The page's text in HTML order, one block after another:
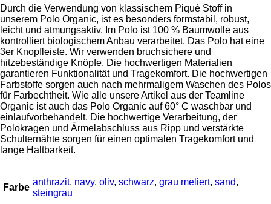
Durch die Verwendung von klassischem Piqué Stoff in
unserem Polo Organic, ist es besonders formstabil, robust,
leicht und atmungsaktiv. Im Polo ist 100 % Baumwolle aus
kontrolliert biologischem Anbau verarbeitet. Das Polo hat eine
3er Knopfleiste. Wir verwenden bruchsichere und
hitzebeständige Knöpfe. Die hochwertigen Materialien
garantieren Funktionalität und Tragekomfort. Die hochwertigen
Farbstoffe sorgen auch nach mehrmaligem Waschen des Polos
für Farbechtheit. Wie alle unsere Artikel aus der Teamline
Organic ist auch das Polo Organic auf 60° C waschbar und
einlaufvorbehandelt. Die hochwertige Verarbeitung, der
Polokragen und Ärmelabschluss aus Ripp und verstärkte
Schulternähte sorgen für einen optimalen Tragekomfort und
lange Haltbarkeit.
Farbe
anthrazit, navy, oliv, schwarz, grau meliert, sand,
steingrau